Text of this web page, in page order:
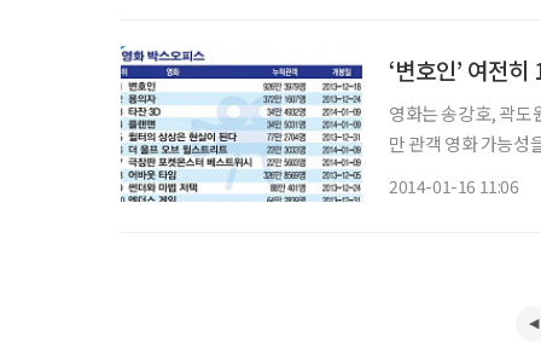
‘변호인’ 여전
영화는 송강호, 곽도
만 관객 영화 가능성
2014-01-16 11:06